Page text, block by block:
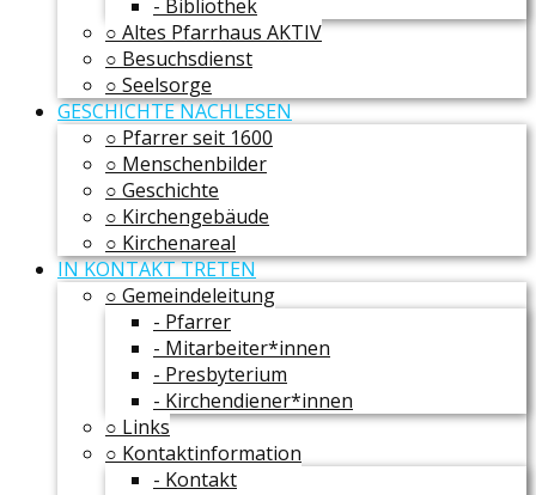
- Bibliothek
○ Altes Pfarrhaus AKTIV
○ Besuchsdienst
○ Seelsorge
GESCHICHTE NACHLESEN
○ Pfarrer seit 1600
○ Menschenbilder
○ Geschichte
○ Kirchengebäude
○ Kirchenareal
IN KONTAKT TRETEN
○ Gemeindeleitung
- Pfarrer
- Mitarbeiter*innen
- Presbyterium
- Kirchendiener*innen
○ Links
○ Kontaktinformation
- Kontakt